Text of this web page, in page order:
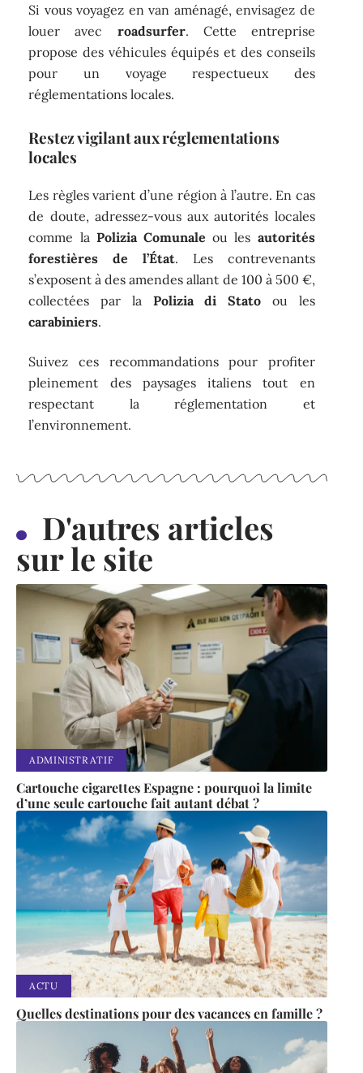
Si vous voyagez en van aménagé, envisagez de
louer avec roadsurfer. Cette entreprise
propose des véhicules équipés et des conseils
pour un voyage respectueux des
réglementations locales.
Restez vigilant aux réglementations
locales
Les règles varient d’une région à l’autre. En cas
de doute, adressez-vous aux autorités locales
comme la Polizia Comunale ou les autorités
forestières de l’État. Les contrevenants
s’exposent à des amendes allant de 100 à 500 €,
collectées par la Polizia di Stato ou les
carabiniers.
Suivez ces recommandations pour profiter
pleinement des paysages italiens tout en
respectant la réglementation et
l’environnement.
D'autres articles
sur le site
ADMINISTRATIF
Cartouche cigarettes Espagne : pourquoi la limite
d’une seule cartouche fait autant débat ?
ACTU
Quelles destinations pour des vacances en famille ?